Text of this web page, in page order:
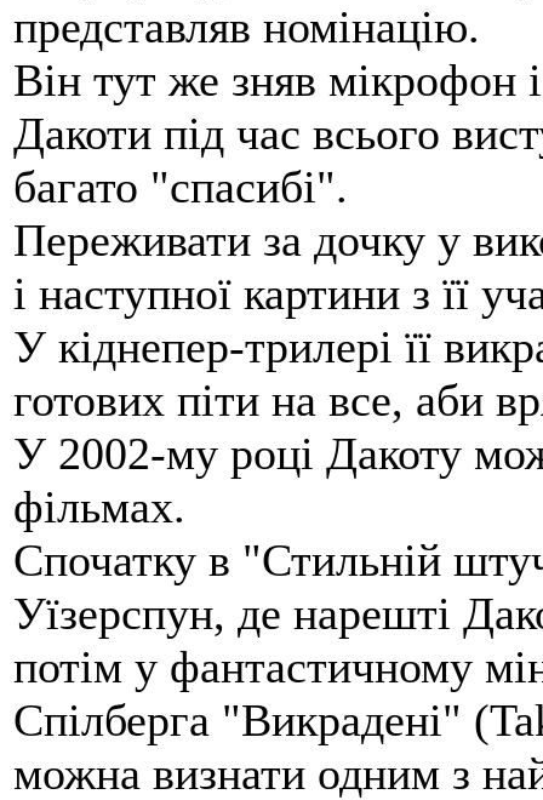
представляв номінацію.
Він тут же зняв мікрофон
Дакоти під час всього
багато "спасибі".
Переживати за дочку у
і наступної картини з її
У кіднепер-трилері її
готових піти на все, аби
У 2002-му році Дакоту
фільмах.
Спочатку в "Стильній
Уїзерспун, де нарешті
потім у фантастичному
Спілберга "Викрадені"
можна визнати одним з